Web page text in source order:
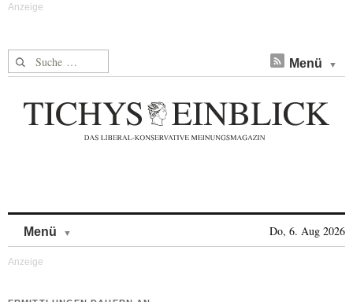
Suche nach: Menü
Menü Do, 6. Aug 2026